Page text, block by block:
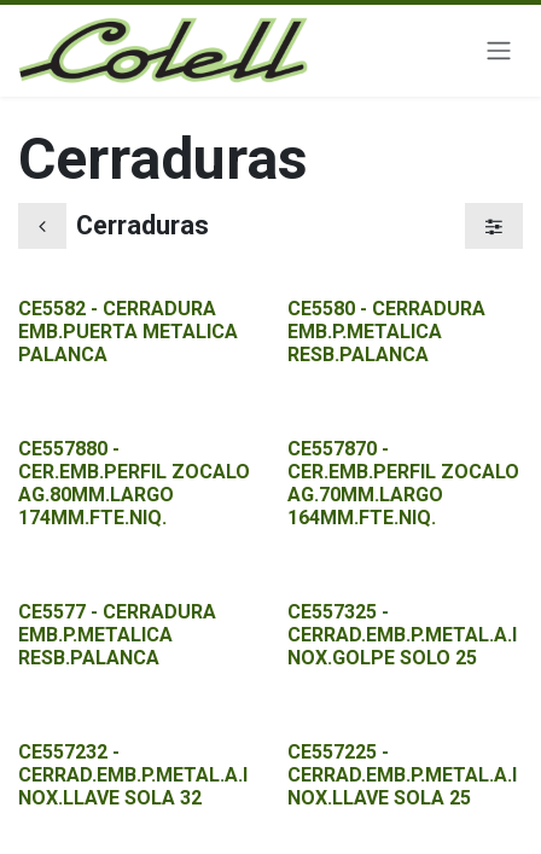
Ir al contenido
Cerraduras
Cerraduras
CE5582 - CERRADURA
EMB.PUERTA METALICA
PALANCA
CE5580 - CERRADURA
EMB.P.METALICA
RESB.PALANCA
CE557880 -
CER.EMB.PERFIL ZOCALO
AG.80MM.LARGO
174MM.FTE.NIQ.
CE557870 -
CER.EMB.PERFIL ZOCALO
AG.70MM.LARGO
164MM.FTE.NIQ.
CE5577 - CERRADURA
EMB.P.METALICA
RESB.PALANCA
CE557325 -
CERRAD.EMB.P.METAL.A.I
NOX.GOLPE SOLO 25
CE557232 -
CERRAD.EMB.P.METAL.A.I
NOX.LLAVE SOLA 32
CE557225 -
CERRAD.EMB.P.METAL.A.I
NOX.LLAVE SOLA 25